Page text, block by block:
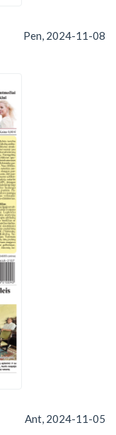
Pen, 2024-11-08
Ant, 2024-11-05